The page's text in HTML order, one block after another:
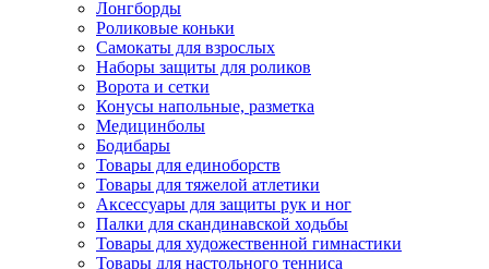
Лонгборды
Роликовые коньки
Самокаты для взрослых
Наборы защиты для роликов
Ворота и сетки
Конусы напольные, разметка
Медицинболы
Бодибары
Товары для единоборств
Товары для тяжелой атлетики
Аксессуары для защиты рук и ног
Палки для скандинавской ходьбы
Товары для художественной гимнастики
Товары для настольного тенниса